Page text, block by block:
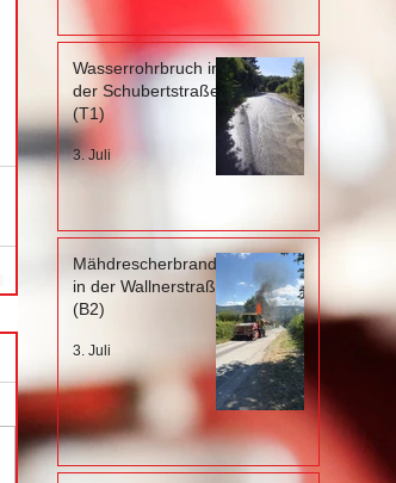
Wasserrohrbruch in
der Schubertstraße
(T1)
3. Juli
Mähdrescherbrand
in der Wallnerstraße
(B2)
3. Juli